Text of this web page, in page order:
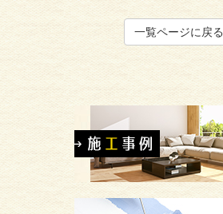
一覧ページに戻る